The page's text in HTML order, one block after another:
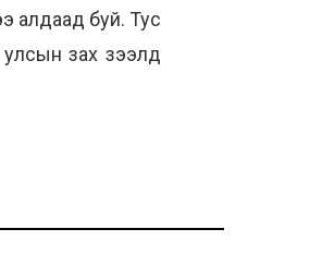
алдаад буй. Тус
улсын зах зээлд